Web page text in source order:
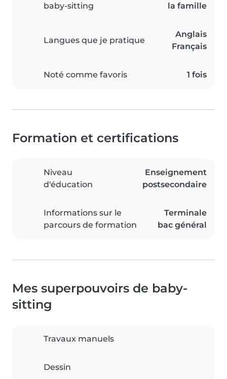
baby-sitting
la famille
Langues que je pratique
Anglais
Français
Noté comme favoris 1 fois
Formation et certifications
Niveau
d'éducation
Enseignement
postsecondaire
Informations sur le
parcours de formation
Terminale
bac général
Mes superpouvoirs de baby-
sitting
Travaux manuels
Dessin